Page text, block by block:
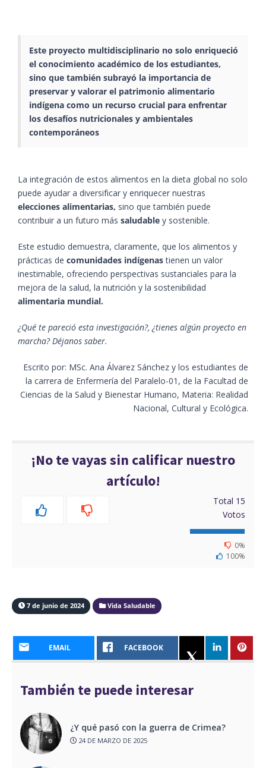
Este proyecto multidisciplinario no solo enriqueció
el conocimiento académico de los estudiantes,
sino que también subrayó la importancia de
preservar y valorar el patrimonio alimentario
indígena como un recurso crucial para enfrentar
los desafíos nutricionales y ambientales
contemporáneos
La integración de estos alimentos en la dieta global no solo
puede ayudar a diversificar y enriquecer nuestras
elecciones alimentarias, sino que también puede
contribuir a un futuro más saludable y sostenible.
Este estudio demuestra, claramente, que los alimentos y
prácticas de comunidades indígenastienen un valor
inestimable, ofreciendo perspectivas sustanciales para la
mejora de la salud, la nutrición y la sostenibilidad
alimentaria mundial.
¿Qué te pareció esta investigación?, ¿tienes algún proyecto en
marcha? Déjanos saber.
Escrito por: MSc. Ana Álvarez Sánchez y los estudiantes de
la carrera de Enfermería del Paralelo-01, de la Facultad de
Ciencias de la Salud y Bienestar Humano, Materia: Realidad
Nacional, Cultural y Ecológica.
¡No te vayas sin calificar nuestro
artículo!
Total 15
Votos
0%
100%
7 de junio de 2024 Vida Saludable
EMAIL FACEBOOK
También te puede interesar
¿Y qué pasó con la guerra de Crimea?
24 DE MARZO DE 2025